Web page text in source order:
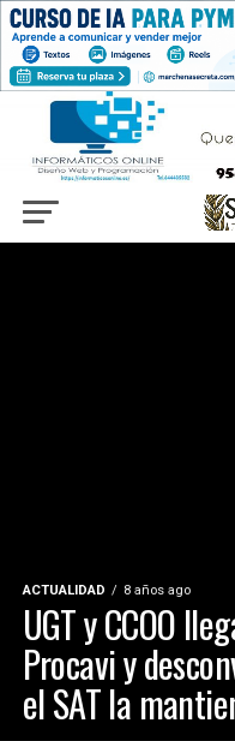
ACTUALIDAD 8 años ago
UGT y CCOO
Procavi y
el SAT la